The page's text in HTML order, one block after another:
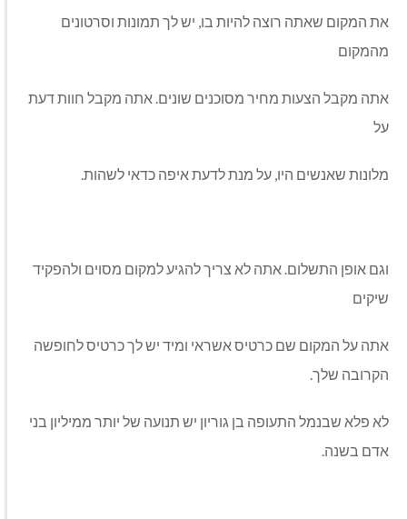
את המקום שאתה רוצה להיות בו, יש לך תמונות וסרטונים
מהמקום
אתה מקבל הצעות מחיר מסוכנים שונים. אתה מקבל חוות דעת
על
מלונות שאנשים היו, על מנת לדעת איפה כדאי לשהות.
וגם אופן התשלום. אתה לא צריך להגיע למקום מסוים ולהפקיד
שיקים
אתה על המקום שם כרטיס אשראי ומיד יש לך כרטיס לחופשה
הקרובה שלך.
לא פלא שבנמל התעופה בן גוריון יש תנועה של יותר ממיליון בני
אדם בשנה.